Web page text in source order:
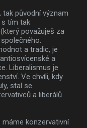
tak původní význam
s tím tak
považuješ za
a tradic, je
a
Liberalismus je
Ve chvíli, kdy
stal se
a liberálů
máme konzervativní